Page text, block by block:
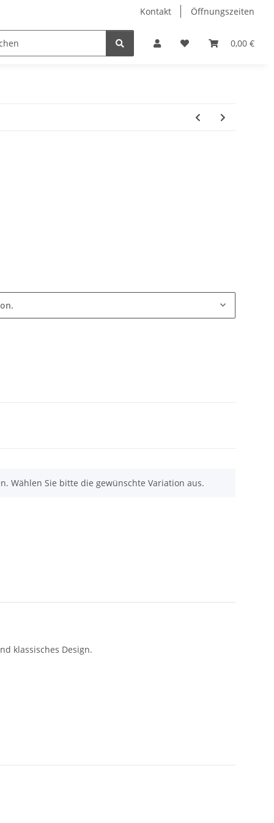
Kontakt Öffnungszeiten
0,00 €
Hobby Horse Dienstleistungen Geschenkartikel &
Wählen Sie bitte die gewünschte Variation aus.
klassisches Design.